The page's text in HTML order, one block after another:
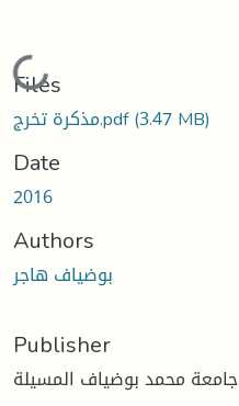
Loading...
Files
مذكرة تخرج.pdf(3.47 MB)
Date
2016
Authors
بوضياف هاجر
Publisher
جامعة محمد بوضياف المسيلة